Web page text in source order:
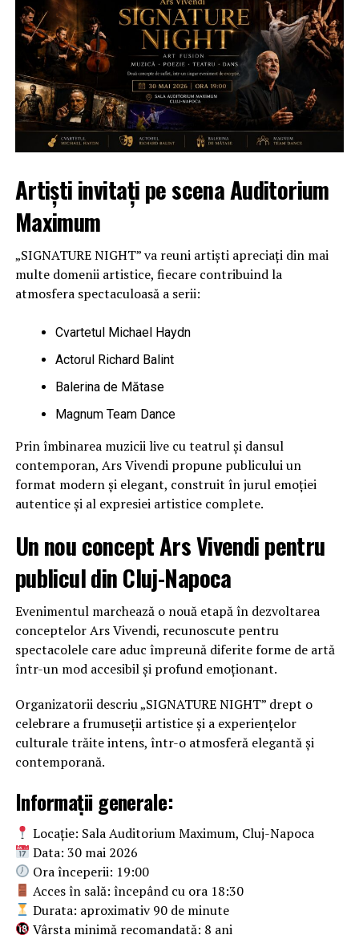
Artiști invitați pe scena Auditorium
Maximum
„SIGNATURE NIGHT” va reuni artiști apreciați din mai
multe domenii artistice, fiecare contribuind la
atmosfera spectaculoasă a serii:
Cvartetul Michael Haydn
Actorul Richard Balint
Balerina de Mătase
Magnum Team Dance
Prin îmbinarea muzicii live cu teatrul și dansul
contemporan, Ars Vivendi propune publicului un
format modern și elegant, construit în jurul emoției
autentice și al expresiei artistice complete.
Un nou concept Ars Vivendi pentru
publicul din Cluj-Napoca
Evenimentul marchează o nouă etapă în dezvoltarea
conceptelor Ars Vivendi, recunoscute pentru
spectacolele care aduc împreună diferite forme de artă
într-un mod accesibil și profund emoționant.
Organizatorii descriu „SIGNATURE NIGHT” drept o
celebrare a frumuseții artistice și a experiențelor
culturale trăite intens, într-o atmosferă elegantă și
contemporană.
Informații generale:
Locație: Sala Auditorium Maximum, Cluj-Napoca
Data: 30 mai 2026
Ora începerii: 19:00
Acces în sală: începând cu ora 18:30
Durata: aproximativ 90 de minute
Vârsta minimă recomandată: 8 ani